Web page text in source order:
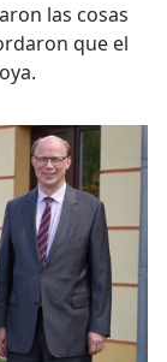
las cosas
que el